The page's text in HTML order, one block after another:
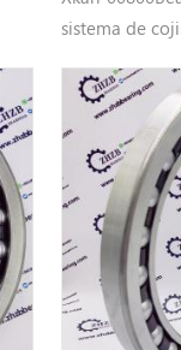
sistema de
Equipo:
aplicar
R60CR-9,